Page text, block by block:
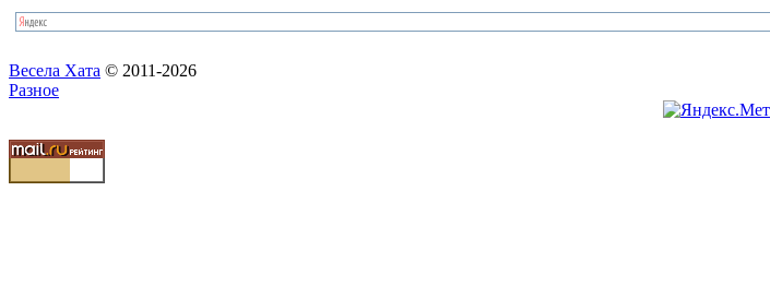
Весела Хата © 2011-2026
Разное